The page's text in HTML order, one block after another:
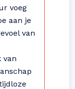
voeg
aan je
van
van